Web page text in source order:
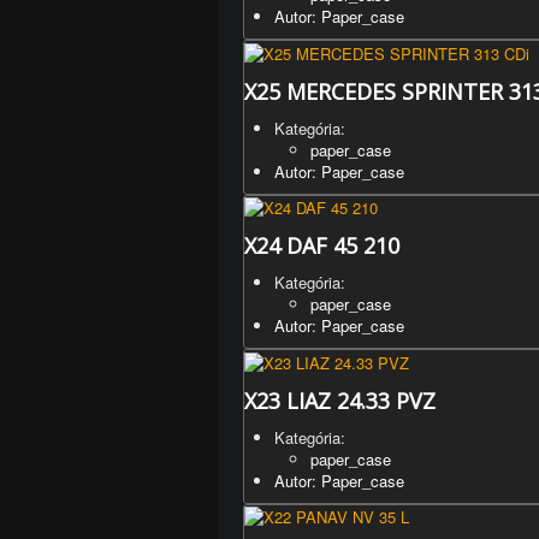
Autor: Paper_case
X25 MERCEDES SPRINTER
Kategória:
paper_case
Autor: Paper_case
X24 DAF 45 210
Kategória:
paper_case
Autor: Paper_case
X23 LIAZ 24.33 PVZ
Kategória:
paper_case
Autor: Paper_case